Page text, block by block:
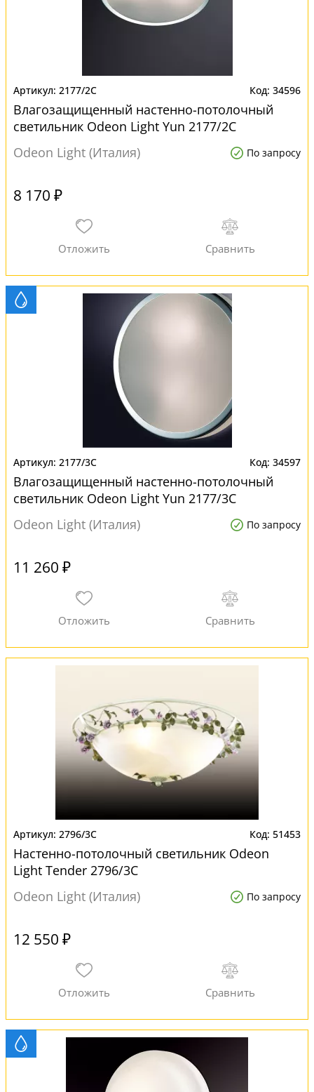
2177/2C 34596
Влагозащищенный настенно-потолочный
светильник Odeon Light Yun 2177/2C
Odeon Light (Италия)
По запросу
8 170 ₽
2177/3C 34597
Влагозащищенный настенно-потолочный
светильник Odeon Light Yun 2177/3C
Odeon Light (Италия)
По запросу
11 260 ₽
2796/3C 51453
Настенно-потолочный светильник Odeon
Light Tender 2796/3C
Odeon Light (Италия)
По запросу
12 550 ₽